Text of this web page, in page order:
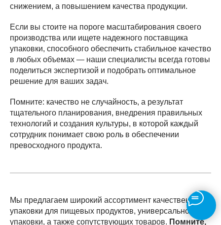
снижением, а повышением качества продукции.
Если вы стоите на пороге масштабирования своего
производства или ищете надежного поставщика
упаковки, способного обеспечить стабильное качество
в любых объемах — наши специалисты всегда готовы
поделиться экспертизой и подобрать оптимальное
решение для ваших задач.
Помните: качество не случайность, а результат
тщательного планирования, внедрения правильных
технологий и создания культуры, в которой каждый
сотрудник понимает свою роль в обеспечении
превосходного продукта.
Мы предлагаем широкий ассортимент качественной
упаковки для пищевых продуктов, универсальной
упаковки, а также сопутствующих товаров. Помните,